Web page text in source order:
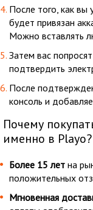
После того, как вы
будет привязан
Можно вставлять
Затем вас
подтвердить
После
консоль и
Почему
именно в Playo?
Более 15 лет на
положительных
Мгновенная